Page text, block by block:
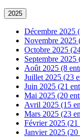
2025
Décembre 2025
Novembre 2025
Octobre 2025
Septembre 2025
Août 2025 (8
Juillet 2025 (23
Juin 2025 (21
Mai 2025 (20
Avril 2025 (15
Mars 2025 (23
Février 2025 (21
Janvier 2025 (20